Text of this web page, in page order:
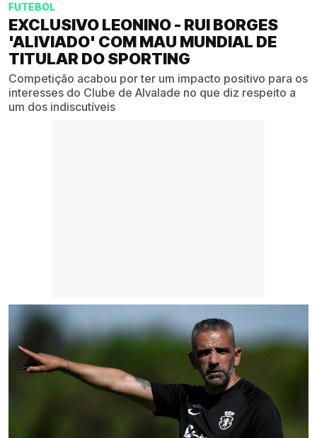
FUTEBOL
EXCLUSIVO LEONINO - RUI BORGES
'ALIVIADO' COM MAU MUNDIAL DE
TITULAR DO SPORTING
Competição acabou por ter um impacto positivo para os
interesses do Clube de Alvalade no que diz respeito a
um dos indiscutíveis